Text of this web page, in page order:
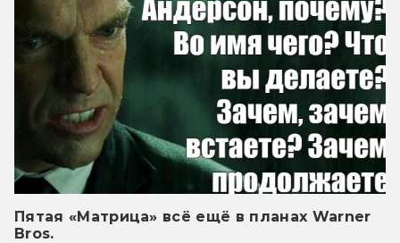
Пятая «Матрица» всё ещё в планах Warner
Bros.